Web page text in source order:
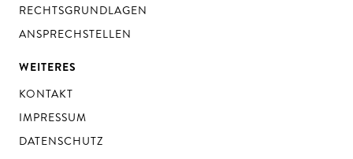
RECHTSGRUNDLAGEN
ANSPRECHSTELLEN
WEITERES
KONTAKT
IMPRESSUM
DATENSCHUTZ